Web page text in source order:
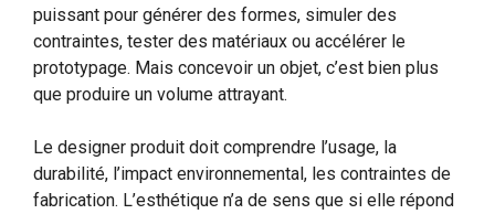
puissant pour générer des formes, simuler des
contraintes, tester des matériaux ou accélérer le
prototypage. Mais concevoir un objet, c’est bien plus
que produire un volume attrayant.
Le designer produit doit comprendre l’usage, la
durabilité, l’impact environnemental, les contraintes de
fabrication. L’esthétique n’a de sens que si elle répond